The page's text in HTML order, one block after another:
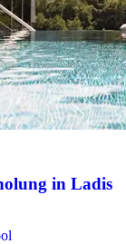
in Ladis